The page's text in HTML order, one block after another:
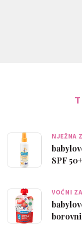
NJEŽNA
SPF 50+
VOĆNI